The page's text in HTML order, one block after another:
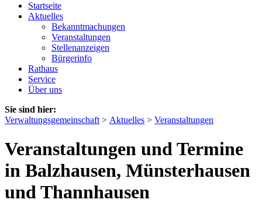
Startseite
Aktuelles
Bekanntmachungen
Veranstaltungen
Stellenanzeigen
Bürgerinfo
Rathaus
Service
Über uns
Sie sind hier:
Verwaltungsgemeinschaft > Aktuelles > Veranstaltungen
Veranstaltungen und Termine
in Balzhausen, Münsterhausen
und Thannhausen